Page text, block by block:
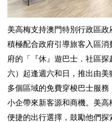
美高梅支持澳門特別行政區政
積極配合政府引導旅客入區
府的「『休』遊巴士．社區
六）起逢週六和日，推出由
多個區域的免費穿梭巴士服
小企帶來新客源和商機。美
便捷的出行選擇，鼓勵他們